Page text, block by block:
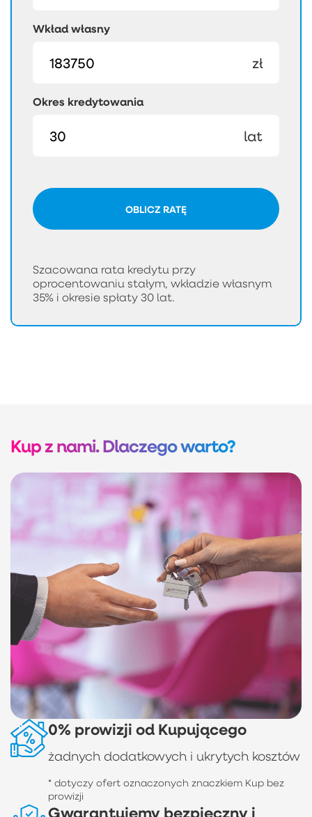
Wkład własny
zł
Okres kredytowania
lat
OBLICZ RATĘ
Szacowana rata kredytu przy
oprocentowaniu stałym, wkładzie własnym
35% i okresie spłaty 30 lat.
Kup z nami. Dlaczego warto?
0% prowizji od Kupującego
żadnych dodatkowych i ukrytych kosztów
* dotyczy ofert oznaczonych znaczkiem Kup bez
prowizji
Gwarantujemy bezpieczny i